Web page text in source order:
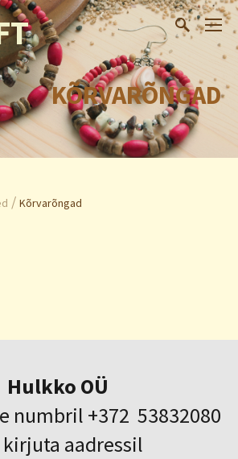
KÕRVARÕNGAD
/ Kõrvarõngad
Hulkko OÜ
numbril +372 53832080
aadressil